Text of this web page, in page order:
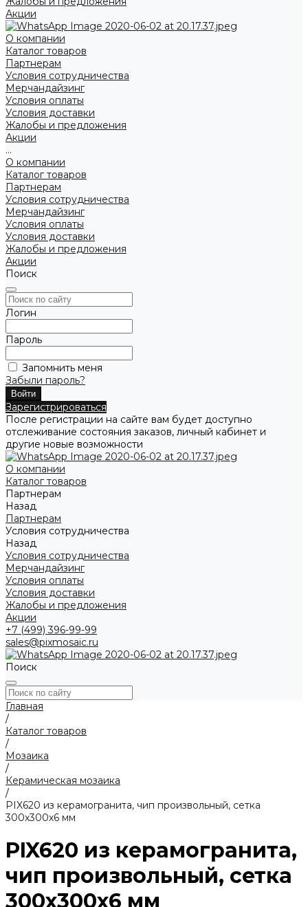
Акции
О компании
Каталог товаров
Партнерам
Условия сотрудничества
Мерчандайзинг
Условия оплаты
Условия доставки
Жалобы и предложения
Акции
...
О компании
Каталог товаров
Партнерам
Условия сотрудничества
Мерчандайзинг
Условия оплаты
Условия доставки
Жалобы и предложения
Акции
Поиск
Логин
Пароль
Запомнить меня
Забыли пароль?
Зарегистрироваться
После регистрации на сайте вам будет доступно
отслеживание состояния заказов, личный кабинет и
другие новые возможности
О компании
Каталог товаров
Партнерам
Назад
Партнерам
Условия сотрудничества
Назад
Условия сотрудничества
Мерчандайзинг
Условия оплаты
Условия доставки
Жалобы и предложения
Акции
+7 (499) 396-99-99
sales@pixmosaic.ru
Поиск
Главная
/
Каталог товаров
/
Мозаика
/
Керамическая мозаика
/
PIX620 из керамогранита, чип произвольный, сетка
300х300х6 мм
PIX620 из керамогранита,
чип произвольный, сетка
300х300х6 мм